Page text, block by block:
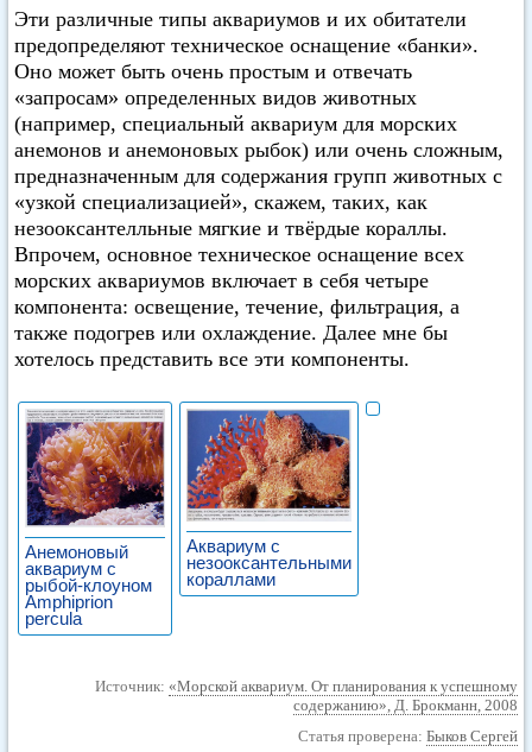
Эти различные типы аквариумов и их обитатели
предопределяют техническое оснащение «банки».
Оно может быть очень простым и отвечать
«запросам» определенных видов животных
(например, специальный аквариум для морских
анемонов и анемоновых рыбок) или очень сложным,
предназначенным для содержания групп животных с
«узкой специализацией», скажем, таких, как
незооксантелльные мягкие и твёрдые кораллы.
Впрочем, основное техническое оснащение всех
морских аквариумов включает в себя четыре
компонента: освещение, течение, фильтрация, а
также подогрев или охлаждение. Далее мне бы
хотелось представить все эти компоненты.
Анемоновый
аквариум с
рыбой-клоуном
Amphiprion
percula
Аквариум с
незооксантельными
кораллами
Источник: «Морской аквариум. От планирования к успешному
содержанию», Д. Брокманн, 2008
Статья проверена: Быков Сергей